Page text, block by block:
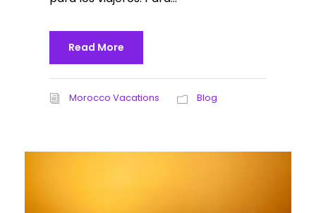
Read More
Morocco Vacations Blog